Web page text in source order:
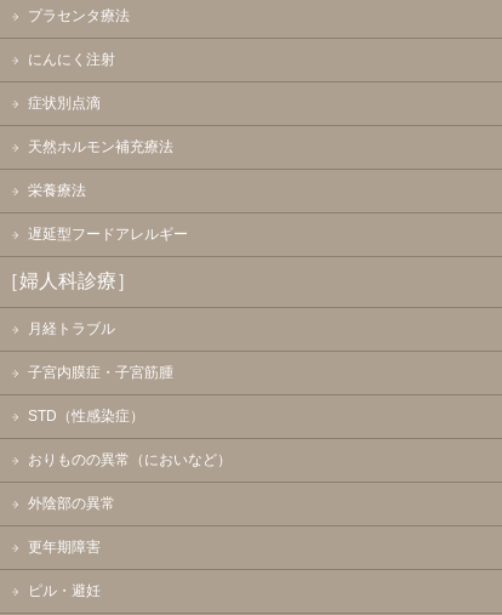
プラセンタ療法
にんにく注射
症状別点滴
天然ホルモン補充療法
栄養療法
遅延型フードアレルギー
［婦人科診療］
月経トラブル
子宮内膜症・子宮筋腫
STD（性感染症）
おりものの異常（においなど）
外陰部の異常
更年期障害
ピル・避妊